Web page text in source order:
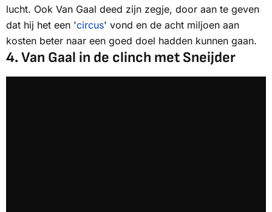
lucht. Ook Van Gaal deed zijn zegje, door aan te geven
dat hij het een 'circus' vond en de acht miljoen aan
kosten beter naar een goed doel hadden kunnen gaan.
4. Van Gaal in de clinch met Sneijder